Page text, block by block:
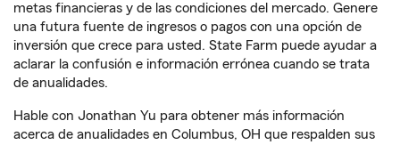
metas financieras y de las condiciones del mercado. Genere
una futura fuente de ingresos o pagos con una opción de
inversión que crece para usted. State Farm puede ayudar a
aclarar la confusión e información errónea cuando se trata
de anualidades.
Hable con Jonathan Yu para obtener más información
acerca de anualidades en Columbus, OH que respalden sus